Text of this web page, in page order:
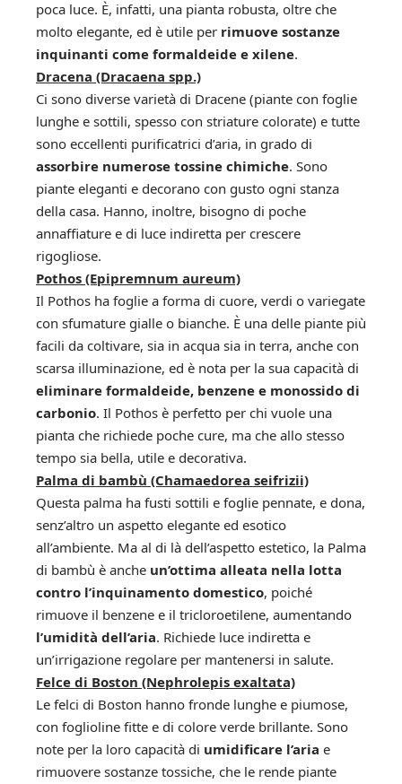
poca luce. È, infatti, una pianta robusta, oltre che
molto elegante, ed è utile per rimuove sostanze
inquinanti come formaldeide e xilene.
Dracena (Dracaena spp.)
Ci sono diverse varietà di Dracene (piante con foglie
lunghe e sottili, spesso con striature colorate) e tutte
sono eccellenti purificatrici d’aria, in grado di
assorbire numerose tossine chimiche. Sono
piante eleganti e decorano con gusto ogni stanza
della casa. Hanno, inoltre, bisogno di poche
annaffiature e di luce indiretta per crescere
rigogliose.
Pothos (Epipremnum aureum)
Il Pothos ha foglie a forma di cuore, verdi o variegate
con sfumature gialle o bianche. È una delle piante più
facili da coltivare, sia in acqua sia in terra, anche con
scarsa illuminazione, ed è nota per la sua capacità di
eliminare formaldeide, benzene e monossido di
carbonio. Il Pothos è perfetto per chi vuole una
pianta che richiede poche cure, ma che allo stesso
tempo sia bella, utile e decorativa.
Palma di bambù (Chamaedorea seifrizii)
Questa palma ha fusti sottili e foglie pennate, e dona,
senz’altro un aspetto elegante ed esotico
all’ambiente. Ma al di là dell’aspetto estetico, la Palma
di bambù è anche un’ottima alleata nella lotta
contro l’inquinamento domestico, poiché
rimuove il benzene e il tricloroetilene, aumentando
l’umidità dell’aria. Richiede luce indiretta e
un’irrigazione regolare per mantenersi in salute.
Felce di Boston (Nephrolepis exaltata)
Le felci di Boston hanno fronde lunghe e piumose,
con foglioline fitte e di colore verde brillante. Sono
note per la loro capacità di umidificare l’aria e
rimuovere sostanze tossiche, che le rende piante